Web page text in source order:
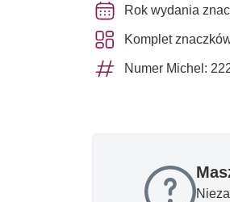
Rok wydania
Komplet
Numer Michel: